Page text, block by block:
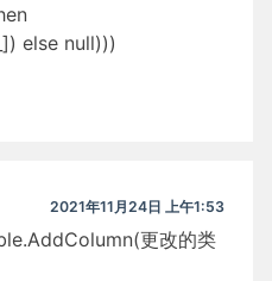
else null)))
2021年11月24日 上午1:53
更改的类